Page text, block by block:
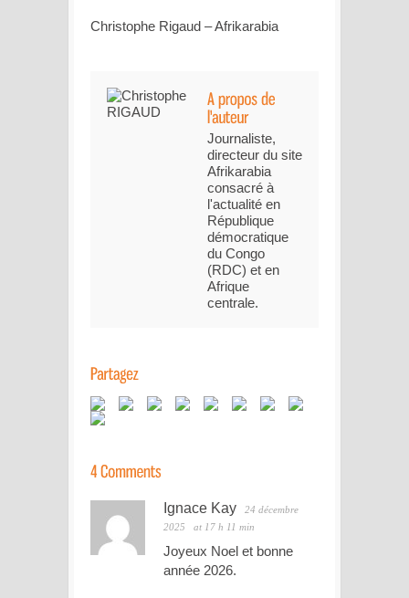
Christophe Rigaud – Afrikarabia
Journaliste,
directeur du site
Afrikarabia
consacré à
l'actualité en
République
démocratique
du Congo
(RDC) et en
Afrique
centrale.
Ignace Kay
24 décembre
2025
at 17 h 11 min
Joyeux Noel et bonne
année 2026.